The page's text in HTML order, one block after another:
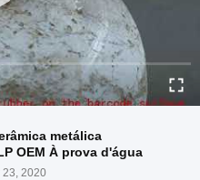
metálica
OEM À prova d'água
23, 2020